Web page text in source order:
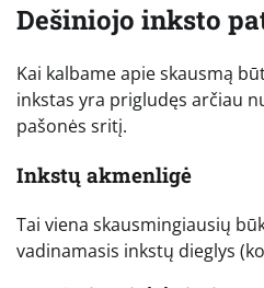
Dešiniojo inksto
Kai kalbame apie skausmą
inkstas yra prigludęs arčiau
pašonės sritį.
Inkstų akmenligė
Tai viena skausmingiausių
vadinamasis inkstų dieglys